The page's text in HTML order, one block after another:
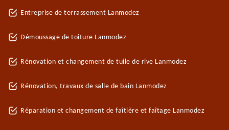
Entreprise de terrassement Lanmodez
Démoussage de toiture Lanmodez
Rénovation et changement de tuile de rive Lanmodez
Rénovation, travaux de salle de bain Lanmodez
Réparation et changement de faîtière et faîtage Lanmodez